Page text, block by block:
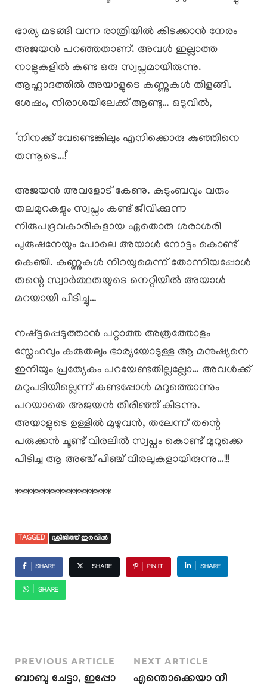
ഭാര്യ മടങ്ങി വന്ന രാത്രിയിൽ കിടക്കാൻ നേരം
അജയൻ പറഞ്ഞതാണ്. അവൾ ഇല്ലാത്ത
നാളുകളിൽ കണ്ട ഒരു സ്വപ്നമായിരുന്നു.
ആഹ്ലാദത്തിൽ അയാളുടെ കണ്ണുകൾ തിളങ്ങി.
ശേഷം, നിരാശയിലേക്ക് ആണ്ടു… ഒടുവിൽ,
‘നിനക്ക് വേണ്ടെങ്കിലും എനിക്കൊരു കുഞ്ഞിനെ
തന്നൂടെ…!’
അജയൻ അവളോട് കേണു. കുടുംബവും വരും
തലമുറകളും സ്വപ്നം കണ്ട് ജീവിക്കുന്ന
നിരുപദ്രവകാരികളായ ഏതൊരു ശരാശരി
പുരുഷനേയും പോലെ അയാൾ നോട്ടം കൊണ്ട്
കെഞ്ചി. കണ്ണുകൾ നിറയുമെന്ന് തോന്നിയപ്പോൾ
തന്റെ സ്വാർത്ഥതയുടെ നെറ്റിയിൽ അയാൾ
മറയായി പിടിച്ചു…
നഷ്ട്ടപ്പെടുത്താൻ പറ്റാത്ത അത്രത്തോളം
സ്നേഹവും കരുതലും ഭാര്യയോടുള്ള ആ മനുഷ്യനെ
ഇനിയും പ്രത്യേകം പറയേണ്ടതില്ലല്ലോ… അവൾക്ക്
മറുപടിയില്ലെന്ന് കണ്ടപ്പോൾ മറുത്തൊന്നും
പറയാതെ അജയൻ തിരിഞ്ഞ് കിടന്നു.
അയാളുടെ ഉള്ളിൽ മുഴുവൻ, തലേന്ന് തന്റെ
പരുക്കൻ ചൂണ്ട് വിരലിൽ സ്വപ്നം കൊണ്ട് മുറുക്കെ
പിടിച്ച ആ അഞ്ച് പിഞ്ച് വിരലുകളായിരുന്നു…!!!
******************
TAGGED ശ്രീജിത്ത് ഇരവിൽ
SHARE SHARE PIN IT SHARE
SHARE
PREVIOUS ARTICLE
ബാബു ചേട്ടാ, ഇപ്പോ
NEXT ARTICLE
എന്തൊക്കെയാ നീ